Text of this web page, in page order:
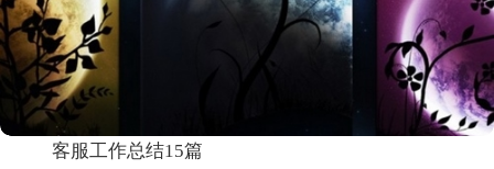
客服工作总结15篇